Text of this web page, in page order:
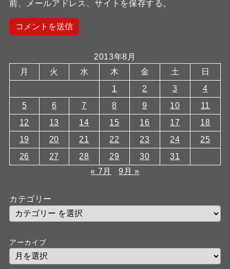
前、メールアドレス、サイトを保存する。
2013年8月
月
火 水 木 金 土
日
1
2 3
4
5
6 7 8 9 10
11
12
13 14 15 16 17
18
19
20 21 22 23 24
25
26
27 28 29 30
31
« 7月
9月 »
カテゴリー
アーカイブ